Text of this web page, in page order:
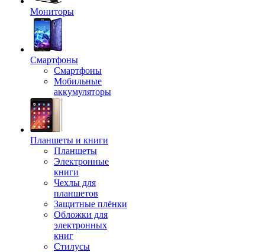
Мониторы
Смартфоны
Смартфоны
Мобильные
аккумуляторы
Планшеты и книги
Планшеты
Электронные
книги
Чехлы для
планшетов
Защитные плёнки
Обложки для
электронных
книг
Стилусы